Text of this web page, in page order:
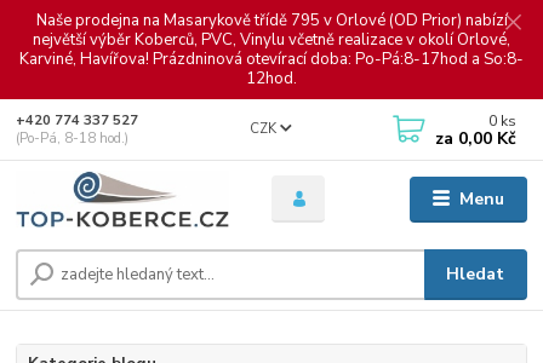
Naše prodejna na Masarykově třídě 795 v Orlové (OD Prior) nabízí
největší výběr Koberců, PVC, Vinylu včetně realizace v okolí Orlové,
Karviné, Havířova! Prázdninová otevírací doba: Po-Pá:8-17hod a So:8-
12hod.
Menu
CZK
Hledat
+420 774 337 527
(Po-Pá, 8-18 hod.)
0 ks
za 0,00 Kč